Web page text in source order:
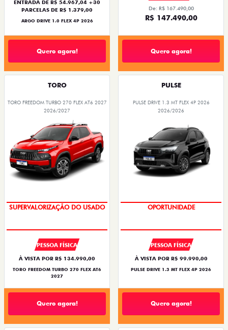
ENTRADA DE R$ 54.967,04 +30
PARCELAS DE R$ 1.379,00
ARGO DRIVE 1.0 FLEX 4P 2026
Quero agora!
De: R$ 167.490,00
R$ 147.490,00
Quero agora!
TORO
TORO FREEDOM TURBO 270 FLEX AT6 2027
2026/2027
OPORTUNIDADE
PESSOA FÍSICA
À VISTA POR R$ 134.990,00
TORO FREEDOM TURBO 270 FLEX AT6
2027
Quero agora!
PULSE
PULSE DRIVE 1.3 MT FLEX 4P 2026
2026/2026
NOVA VERSÃO
PESSOA FÍSICA
À VISTA POR R$ 99.990,00
PULSE DRIVE 1.3 MT FLEX 4P 2026
Quero agora!